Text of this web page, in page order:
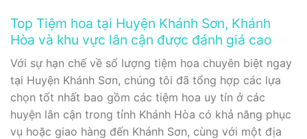
Top Tiệm hoa tại Huyện Khánh Sơn, Khánh
Hòa và khu vực lân cận được đánh giá cao
Với sự hạn chế về số lượng tiệm hoa chuyên biệt ngay
tại Huyện Khánh Sơn, chúng tôi đã tổng hợp các lựa
chọn tốt nhất bao gồm các tiệm hoa uy tín ở các
huyện lân cận trong tỉnh Khánh Hòa có khả năng phục
vụ hoặc giao hàng đến Khánh Sơn, cùng với một địa